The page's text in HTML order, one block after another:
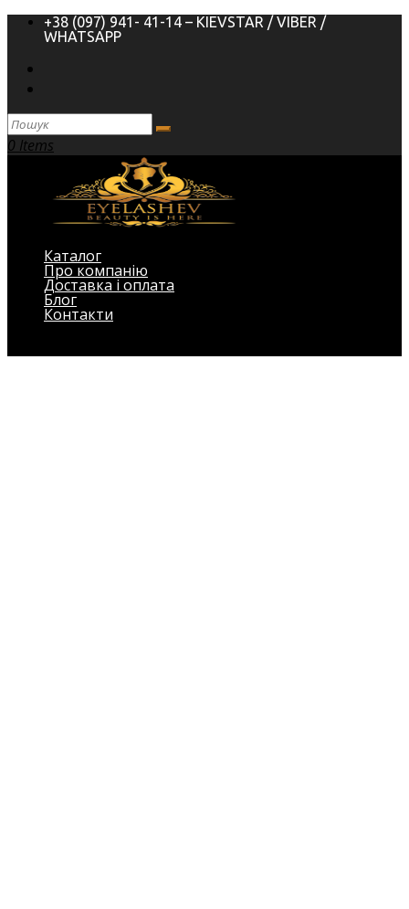
+38 (097) 941- 41-14 – KIEVSTAR / VIBER /
WHATSAPP
0 Items
Каталог
Про компанію
Доставка і оплата
Блог
Контакти